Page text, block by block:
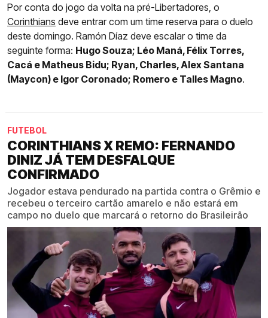
Por conta do jogo da volta na pré-Libertadores, o
Corinthians deve entrar com um time reserva para o duelo
deste domingo. Ramón Díaz deve escalar o time da
seguinte forma: Hugo Souza; Léo Maná, Félix Torres,
Cacá e Matheus Bidu; Ryan, Charles, Alex Santana
(Maycon) e Igor Coronado; Romero e Talles Magno.
FUTEBOL
CORINTHIANS X REMO: FERNANDO
DINIZ JÁ TEM DESFALQUE
CONFIRMADO
Jogador estava pendurado na partida contra o Grêmio e
recebeu o terceiro cartão amarelo e não estará em
campo no duelo que marcará o retorno do Brasileirão